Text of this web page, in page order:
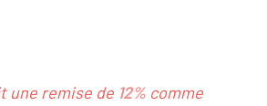
une remise de 12% comme